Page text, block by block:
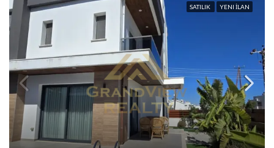
SATILIK YENI İLAN